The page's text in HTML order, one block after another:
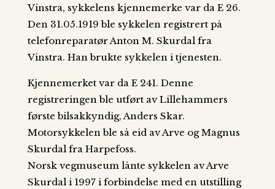
Vinstra, sykkelens kjennemerke var da E 26.
Den 31.05.1919 ble sykkelen registrert på
telefonreparatør Anton M. Skurdal fra
Vinstra. Han brukte sykkelen i tjenesten.
Kjennemerket var da E 241. Denne
registreringen ble utført av Lillehammers
første bilsakkyndig, Anders Skar.
Motorsykkelen ble så eid av Arve og Magnus
Skurdal fra Harpefoss.
Norsk vegmuseum lånte sykkelen av Arve
Skurdal i 1997 i forbindelse med en utstilling